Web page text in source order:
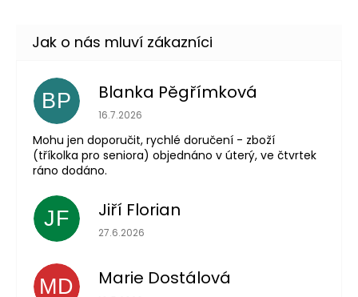
BP Blanka Pěgřímková
Hodnocení obchodu je 5 z 5 hvězdiček.
16.7.2026
Mohu jen doporučit, rychlé doručení - zboží
(tříkolka pro seniora) objednáno v úterý, ve čtvrtek
ráno dodáno.
JF Jiří Florian
Hodnocení obchodu je 5 z 5 hvězdiček.
27.6.2026
MD Marie Dostálová